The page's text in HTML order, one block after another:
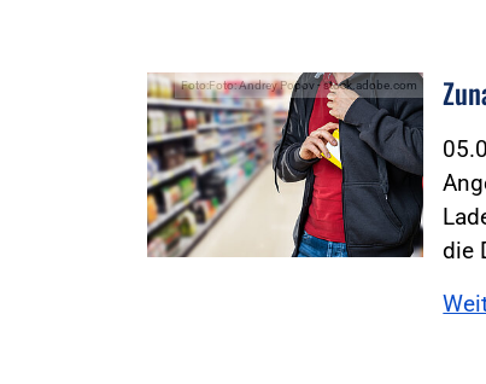
Foto:Foto: Andrey Popov - stock.adobe.com
die